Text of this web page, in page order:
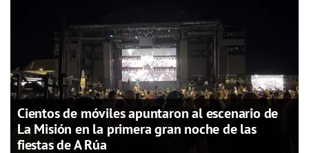
Cientos de móviles apuntaron al escenario de
La Misión en la primera gran noche de las
fiestas de A Rúa